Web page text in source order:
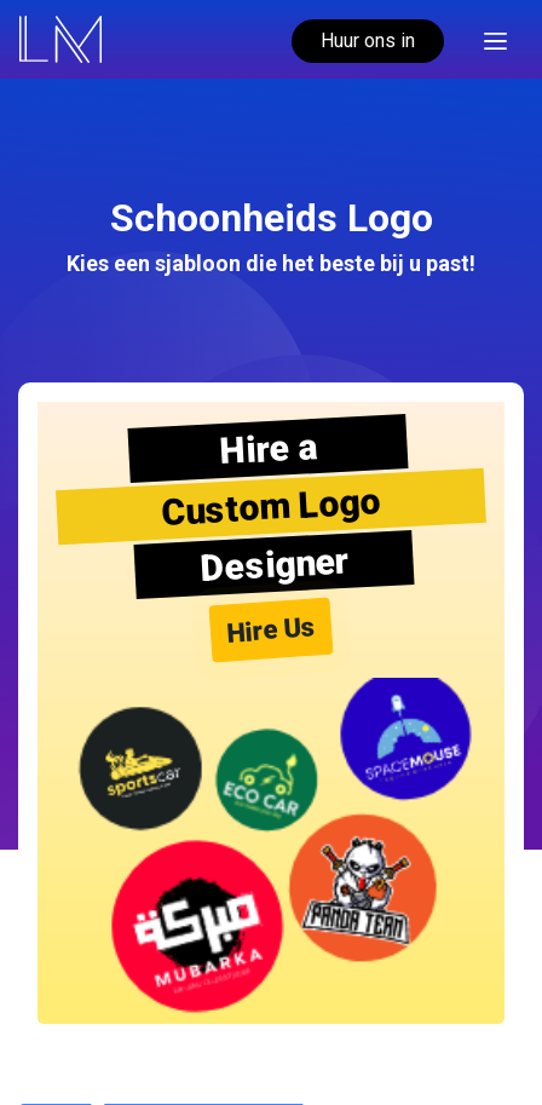
Huur ons in
Schoonheids Logo
Kies een sjabloon die het beste bij u past!
Hire a
Custom Logo
Designer
Hire Us